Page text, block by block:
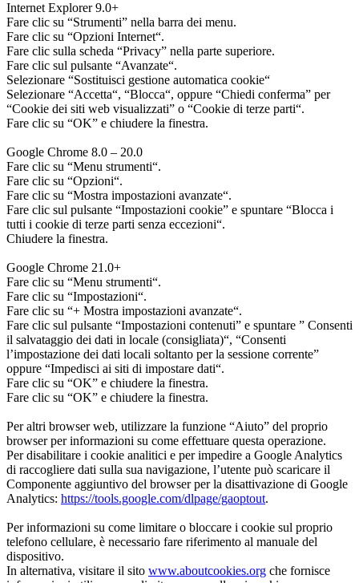
Internet Explorer 9.0+
Fare clic su “Strumenti” nella barra dei menu.
Fare clic su “Opzioni Internet“.
Fare clic sulla scheda “Privacy” nella parte superiore.
Fare clic sul pulsante “Avanzate“.
Selezionare “Sostituisci gestione automatica cookie“
Selezionare “Accetta“, “Blocca“, oppure “Chiedi conferma” per
“Cookie dei siti web visualizzati” o “Cookie di terze parti“.
Fare clic su “OK” e chiudere la finestra.
Google Chrome 8.0 – 20.0
Fare clic su “Menu strumenti“.
Fare clic su “Opzioni“.
Fare clic su “Mostra impostazioni avanzate“.
Fare clic sul pulsante “Impostazioni cookie” e spuntare “Blocca i
tutti i cookie di terze parti senza eccezioni“.
Chiudere la finestra.
Google Chrome 21.0+
Fare clic su “Menu strumenti“.
Fare clic su “Impostazioni“.
Fare clic su “+ Mostra impostazioni avanzate“.
Fare clic sul pulsante “Impostazioni contenuti” e spuntare ” Consenti
il salvataggio dei dati in locale (consigliata)“, “Consenti
l’impostazione dei dati locali soltanto per la sessione corrente”
oppure “Impedisci ai siti di impostare dati“.
Fare clic su “OK” e chiudere la finestra.
Fare clic su “OK” e chiudere la finestra.
Per altri browser web, utilizzare la funzione “Aiuto” del proprio
browser per informazioni su come effettuare questa operazione.
Per disabilitare i cookie analitici e per impedire a Google Analytics
di raccogliere dati sulla sua navigazione, l’utente può scaricare il
Componente aggiuntivo del browser per la disattivazione di Google
Analytics: https://tools.google.com/dlpage/gaoptout.
Per informazioni su come limitare o bloccare i cookie sul proprio
telefono cellulare, è necessario fare riferimento al manuale del
dispositivo.
In alternativa, visitare il sito www.aboutcookies.org che fornisce